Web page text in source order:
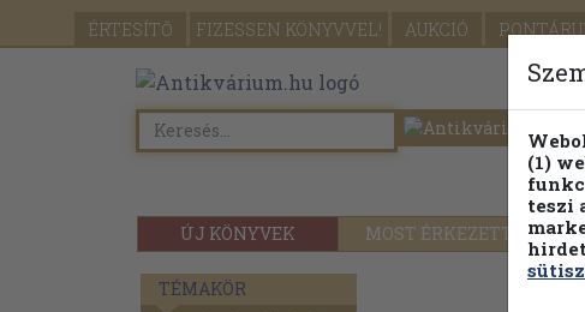
ÉRTESÍTŐ FIZESSEN KÖNYVVEL! AUKCIÓ
ÚJ KÖNYVEK MOST ÉRKEZETT
TÉMAKÖR
(1)
teszi